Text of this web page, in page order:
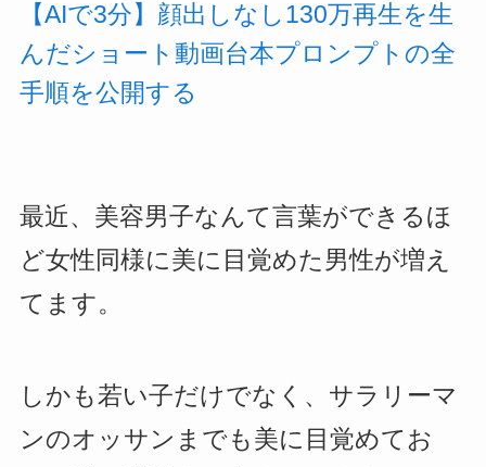
【AIで3分】顔出しなし130万再生を生
んだショート動画台本プロンプトの全
手順を公開する
最近、美容男子なんて言葉ができるほ
ど女性同様に美に目覚めた男性が増え
てます。
しかも若い子だけでなく、サラリーマ
ンのオッサンまでも美に目覚めてお